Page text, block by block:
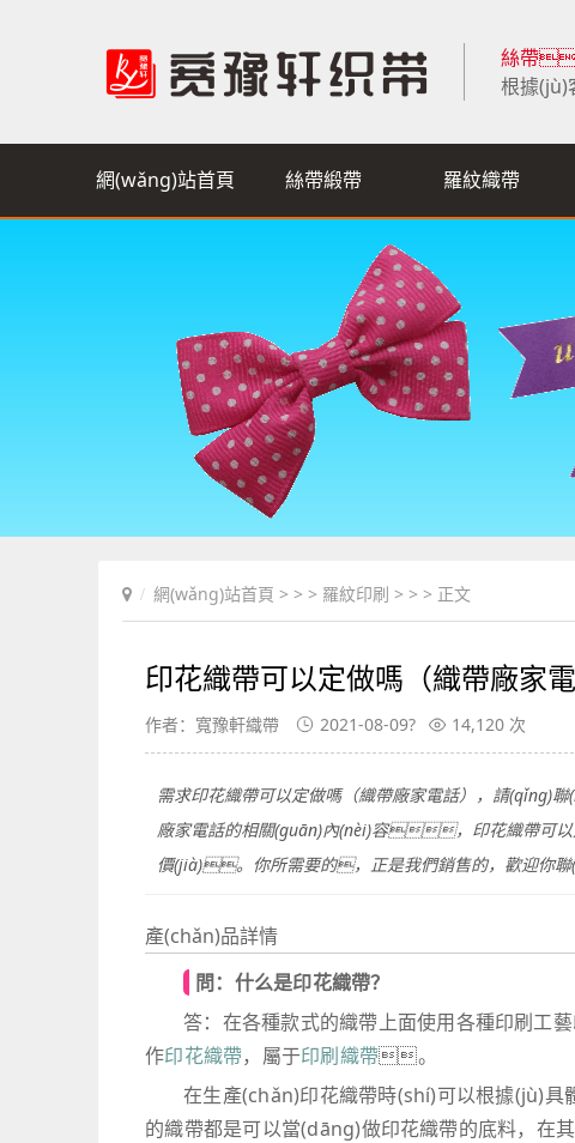
絲帶
根據(jù)
網(wǎng)站首頁 絲帶緞帶 羅紋織帶
網(wǎng)站首頁 > > > 羅紋印刷 > > > 正文
印花織帶可以定做嗎（織帶廠家電
作者：寬豫軒織帶 2021-08-09? 14,120 次
需求印花織帶可以定做嗎（織帶廠家電話），請
廠家電話的相關(guān)內(nèi)容，印花織帶可
價(jià)。你所需要的，正是我們銷售的，歡迎你
產(chǎn)品詳情
問：什么是印花織帶？
答：在各種款式的織帶上面使用各種印
作印花織帶，屬于印刷織帶。
在生產(chǎn)印花織帶時(shí)可以根據(jù)
的織帶都是可以當(dāng)做印花織帶的底料，